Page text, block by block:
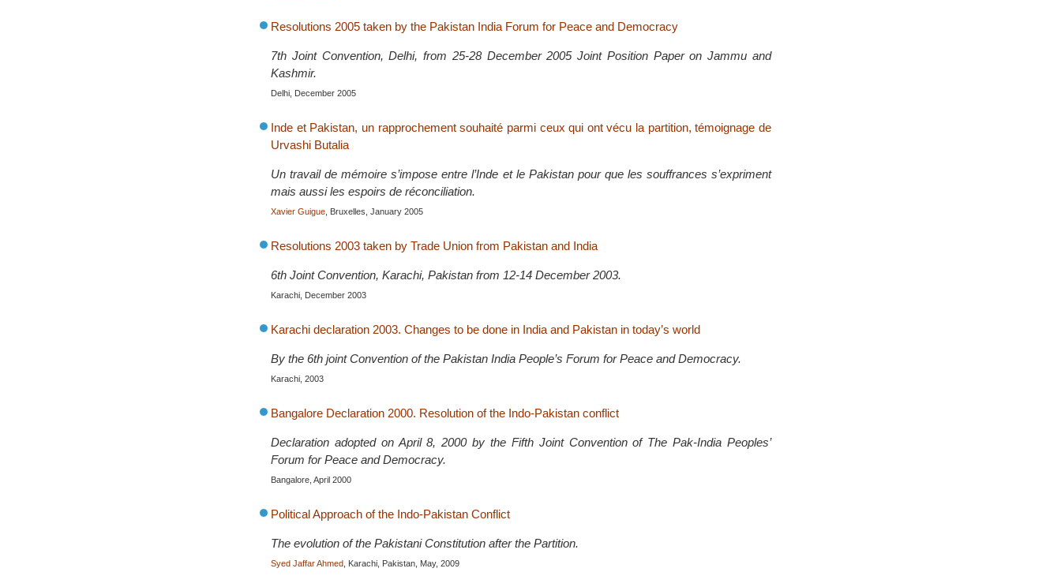
Resolutions 2005 taken by the Pakistan India Forum for Peace and Democracy
7th Joint Convention, Delhi, from 25-28 December 2005 Joint Position Paper on Jammu and
Kashmir.
Delhi, December 2005
Inde et Pakistan, un rapprochement souhaité parmi ceux qui ont vécu la partition, témoignage de
Urvashi Butalia
Un travail de mémoire s’impose entre l’Inde et le Pakistan pour que les souffrances s’expriment
mais aussi les espoirs de réconciliation.
Xavier Guigue , Bruxelles, January 2005
Resolutions 2003 taken by Trade Union from Pakistan and India
6th Joint Convention, Karachi, Pakistan from 12-14 December 2003.
Karachi, December 2003
Karachi declaration 2003. Changes to be done in India and Pakistan in today’s world
By the 6th joint Convention of the Pakistan India People’s Forum for Peace and Democracy.
Karachi, 2003
Bangalore Declaration 2000. Resolution of the Indo-Pakistan conflict
Declaration adopted on April 8, 2000 by the Fifth Joint Convention of The Pak-India Peoples’
Forum for Peace and Democracy.
Bangalore, April 2000
Political Approach of the Indo-Pakistan Conflict
The evolution of the Pakistani Constitution after the Partition.
Syed Jaffar Ahmed , Karachi, Pakistan, May, 2009